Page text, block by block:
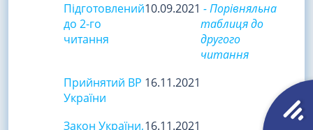
Підготовлений
до 2-го
читання
10.09.2021 - Порівняльна
таблиця до
другого
читання
Прийнятий ВР
України
16.11.2021
Закон України,16.11.2021